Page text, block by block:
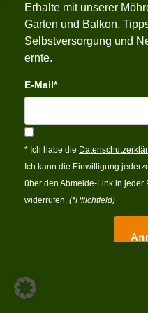
Erhalte mit unserer
Garten und Balkon,
Selbstversorgung und
ernte.
E-Mail*
* Ich habe die
Ich kann die Einwilligung
über den Abmelde-Link in jeder
widerrufen. (*Pflichtfeld)